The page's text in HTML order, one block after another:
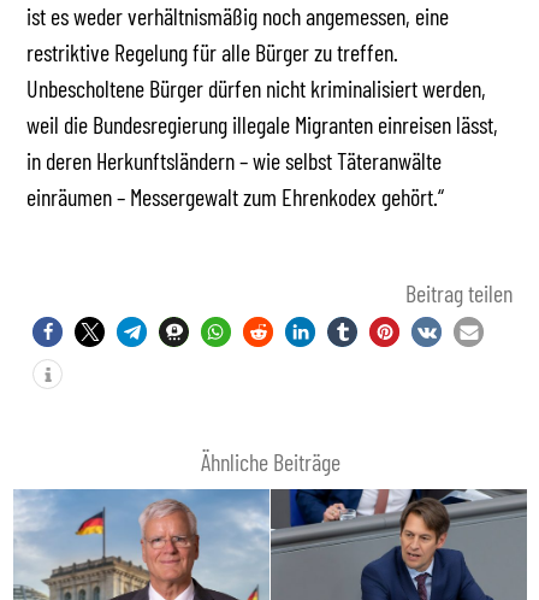
ist es weder verhältnismäßig noch angemessen, eine
restriktive Regelung für alle Bürger zu treffen.
Unbescholtene Bürger dürfen nicht kriminalisiert werden,
weil die Bundesregierung illegale Migranten einreisen lässt,
in deren Herkunftsländern – wie selbst Täteranwälte
einräumen – Messergewalt zum Ehrenkodex gehört.“
Beitrag teilen
Ähnliche Beiträge